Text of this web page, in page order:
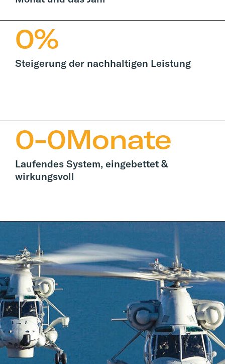
0%
Steigerung der nachhaltigen Leistung
0-0Monate
Laufendes System, eingebettet &
wirkungsvoll